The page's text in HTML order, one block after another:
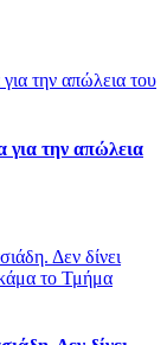
για την απώλεια